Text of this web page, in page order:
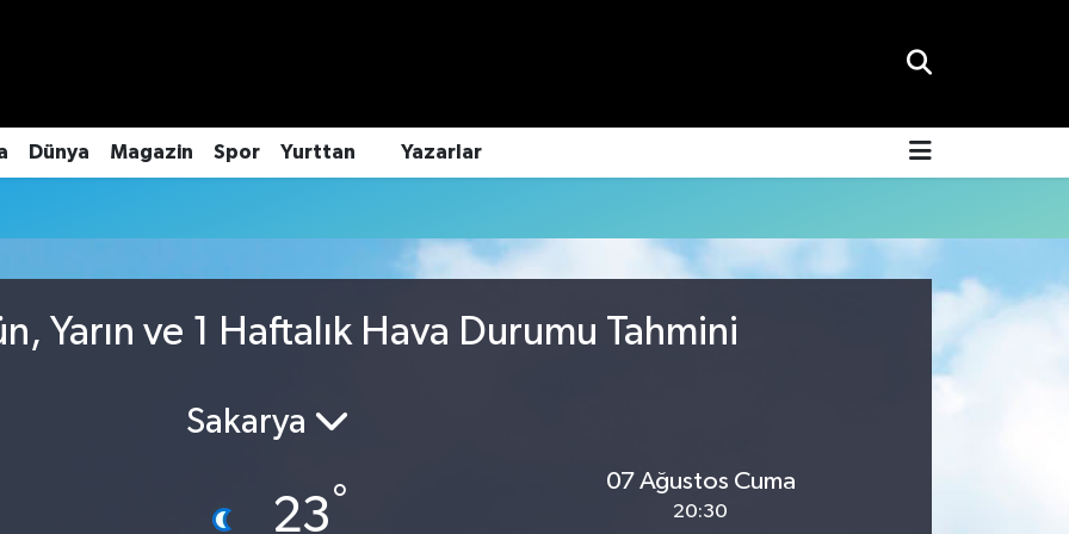
Dünya Magazin Spor Yurttan Yazarlar
Yarın ve 1 Haftalık Hava Durumu Tahmini
Sakarya
23°
07 Ağustos Cuma
20:30